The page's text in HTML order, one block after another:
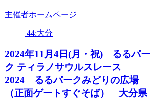
主催者ホームページ
44:大分
2024年11月4日(月・祝) るるパー
ク ティラノサウルスレース
2024 るるパークみどりの広場
（正面ゲートすぐそば） 大分県